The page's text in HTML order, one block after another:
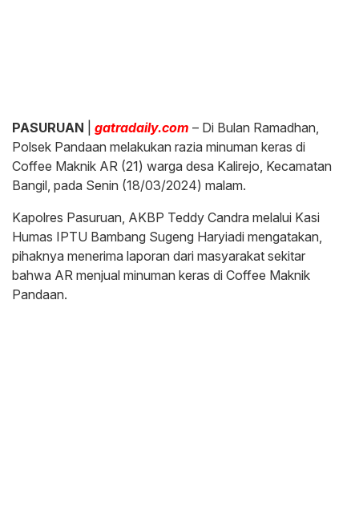
PASURUAN gatradaily.com – Di Bulan Ramadhan,
Polsek Pandaan melakukan razia minuman keras di
Coffee Maknik AR (21) warga desa Kalirejo, Kecamatan
Bangil, pada Senin (18/03/2024) malam.
Kapolres Pasuruan, AKBP Teddy Candra melalui Kasi
Humas IPTU Bambang Sugeng Haryiadi mengatakan,
pihaknya menerima laporan dari masyarakat sekitar
bahwa AR menjual minuman keras di Coffee Maknik
Pandaan.